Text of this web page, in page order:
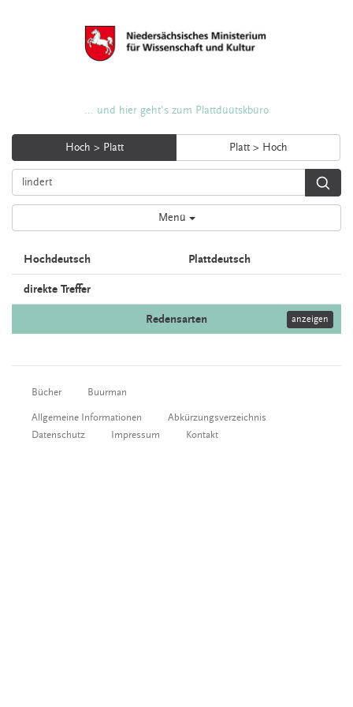
... und hier geht's zum Plattdüütskbüro
Hoch > Platt Platt > Hoch
Menü
Hochdeutsch Plattdeutsch
direkte Treffer
Redensarten anzeigen
Bücher Buurman
Allgemeine Informationen
Abkürzungsverzeichnis
Datenschutz
Impressum Kontakt